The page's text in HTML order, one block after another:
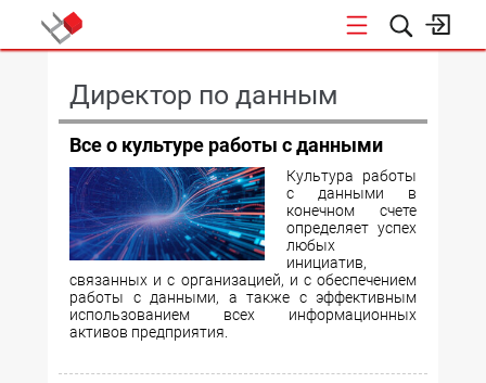
Директор по данным
Все о культуре работы с данными
Культура работы
с данными в
конечном счете
определяет успех
любых
инициатив,
связанных и с организацией, и с обеспечением
работы с данными, а также с эффективным
использованием всех информационных
активов предприятия.